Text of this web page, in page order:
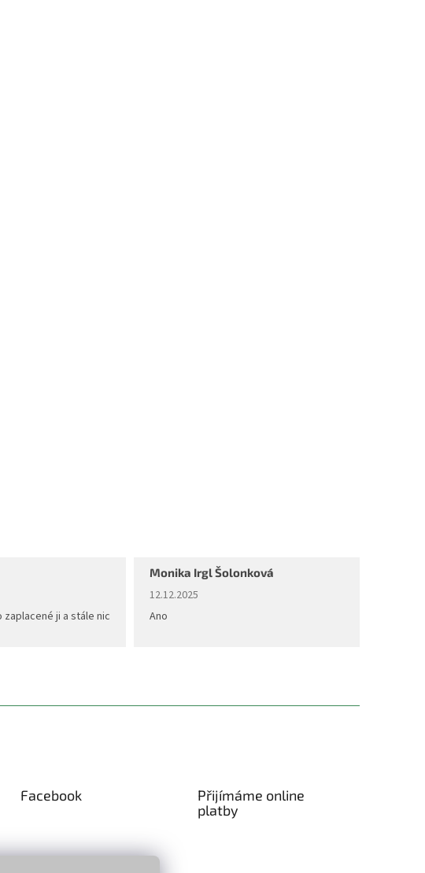
je 5 z 5 hvězdiček.
ji a stále nic
Monika Irgl Šolonková
Hodnocení obchodu je 5 z 5 hvězdiček.
12.12.2025
Ano
Facebook
Přijímáme online
platby